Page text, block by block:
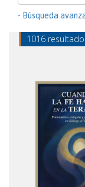
- Búsqueda
1016